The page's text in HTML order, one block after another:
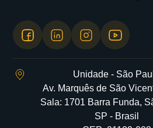
Unidade - São
Av. Marquês de São
Sala: 1701 Barra Funda,
SP - Brasil